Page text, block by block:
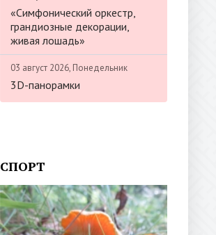
«Симфонический оркестр,
грандиозные декорации,
живая лошадь»
03 август 2026, Понедельник
3D-панорамки
СПОРТ